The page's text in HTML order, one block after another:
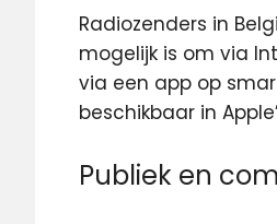
Radiozenders in
mogelijk is om via
via een app op
beschikbaar in
Publiek en